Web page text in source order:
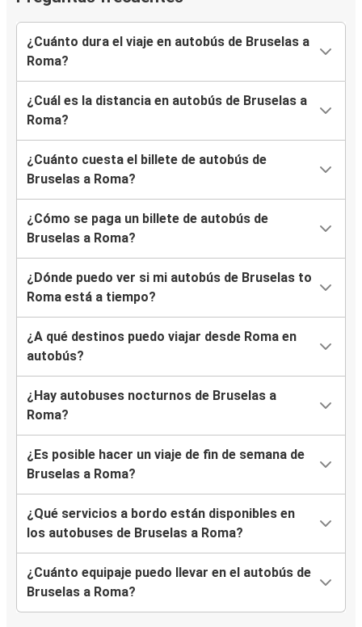
¿Cuánto dura el viaje en autobús de Bruselas a
Roma?
¿Cuál es la distancia en autobús de Bruselas a
Roma?
¿Cuánto cuesta el billete de autobús de
Bruselas a Roma?
¿Cómo se paga un billete de autobús de
Bruselas a Roma?
¿Dónde puedo ver si mi autobús de Bruselas to
Roma está a tiempo?
¿A qué destinos puedo viajar desde Roma en
autobús?
¿Hay autobuses nocturnos de Bruselas a
Roma?
¿Es posible hacer un viaje de fin de semana de
Bruselas a Roma?
¿Qué servicios a bordo están disponibles en
los autobuses de Bruselas a Roma?
¿Cuánto equipaje puedo llevar en el autobús de
Bruselas a Roma?